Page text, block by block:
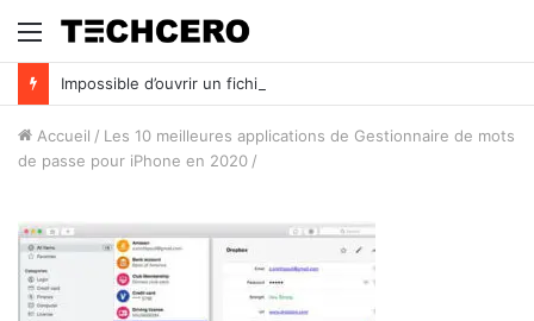
Menu
Impossible d’ouvrir un fichier Excel ? Voici 7 solutions !
Accueil / Les 10 meilleures applications de Gestionnaire de mots
de passe pour iPhone en 2020 /